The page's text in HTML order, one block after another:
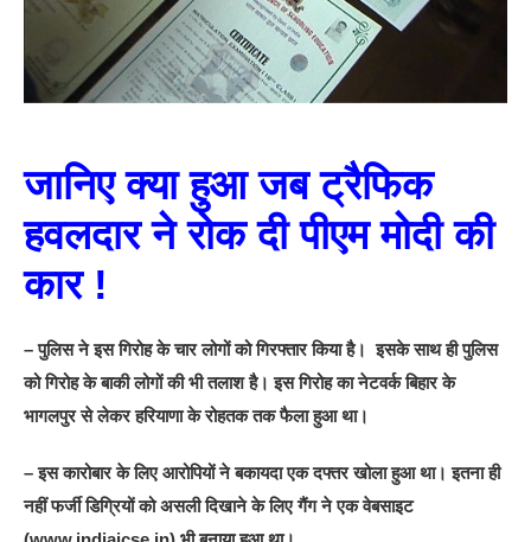
जानिए क्या हुआ जब ट्रैफिक
हवलदार ने रोक दी पीएम मोदी की
कार !
– पुलिस ने इस गिरोह के चार लोगों को गिरफ्तार किया है। इसके साथ ही पुलिस
को गिरोह के बाकी लोगों की भी तलाश है। इस गिरोह का नेटवर्क बिहार के
भागलपुर से लेकर हरियाणा के रोहतक तक फैला हुआ था।
– इस कारोबार के लिए आरोपियों ने बकायदा एक दफ्तर खोला हुआ था। इतना ही
नहीं फर्जी डिग्रियों को असली दिखाने के लिए गैंग ने एक वेबसाइट